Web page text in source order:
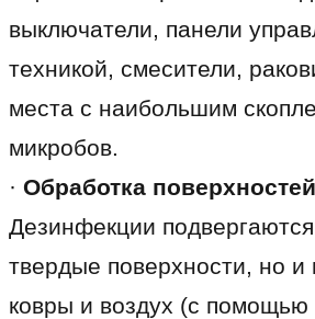
выключатели, панели
техникой, смесители,
места с наибольшим
микробов.
· Обработка
Дезинфекции
твердые поверхности, но и
ковры и воздух (с помощью